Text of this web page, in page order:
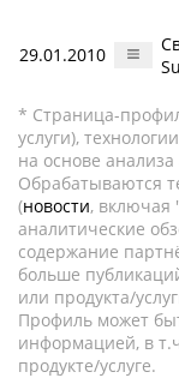
29.01.2010
* Страница-
услуги),
на основе
Обрабатываются
(новости, включая
аналитические
содержание
больше
или продукта/
Профиль может
информацией, в
продукте/услуге.